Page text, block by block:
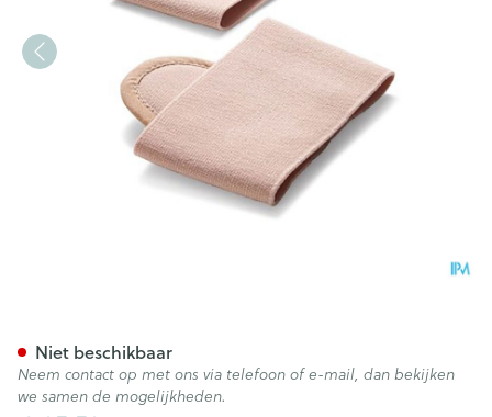
Niet beschikbaar
Neem contact op met ons via telefoon of e-mail, dan bekijken
we samen de mogelijkheden.